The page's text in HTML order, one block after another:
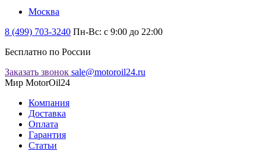
Москва
8 (499) 703-3240 Пн-Вс: с 9:00 до 22:00
Бесплатно по России
Заказать звонок sale@motoroil24.ru
Мир MotorOil24
Компания
Доставка
Оплата
Гарантия
Статьи